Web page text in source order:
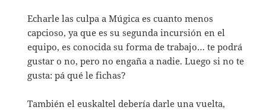
Echarle las culpa a Múgica es cuanto menos
capcioso, ya que es su segunda incursión en el
equipo, es conocida su forma de trabajo… te podrá
gustar o no, pero no engaña a nadie. Luego si no te
gusta: pá qué le fichas?
También el euskaltel debería darle una vuelta,